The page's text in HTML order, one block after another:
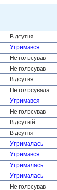
Відсутня
Утримався
Не голосував
Не голосував
Відсутня
Не голосувала
Утримався
Не голосував
Відсутній
Відсутня
Утрималась
Утримався
Утрималась
Утрималась
Не голосував